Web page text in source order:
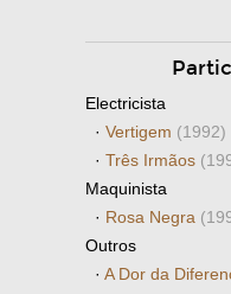
Electricista
· Vertigem (1992)
· Três Irmãos
Maquinista
· Rosa Negra
Outros
· A Dor da